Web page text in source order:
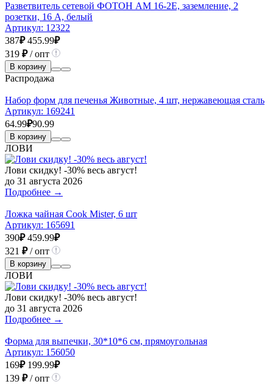
Разветвитель сетевой ФОТОН АМ 16-2Е, заземление, 2
розетки, 16 А, белый
Артикул: 12322
387₽ 455.99₽
319 ₽/ опт
В корзину
Распродажа
Набор форм для печенья Животные, 4 шт, нержавеющая сталь
Артикул: 169241
64.99₽90.99
В корзину
ЛОВИ
Лови скидку! -30% весь август!
до 31 августа 2026
Подробнее →
Ложка чайная Cook Mister, 6 шт
Артикул: 165691
390₽ 459.99₽
321 ₽/ опт
В корзину
ЛОВИ
Лови скидку! -30% весь август!
до 31 августа 2026
Подробнее →
Форма для выпечки, 30*10*6 см, прямоугольная
Артикул: 156050
169₽ 199.99₽
139 ₽/ опт